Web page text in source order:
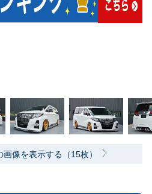
像を表示する（15枚）